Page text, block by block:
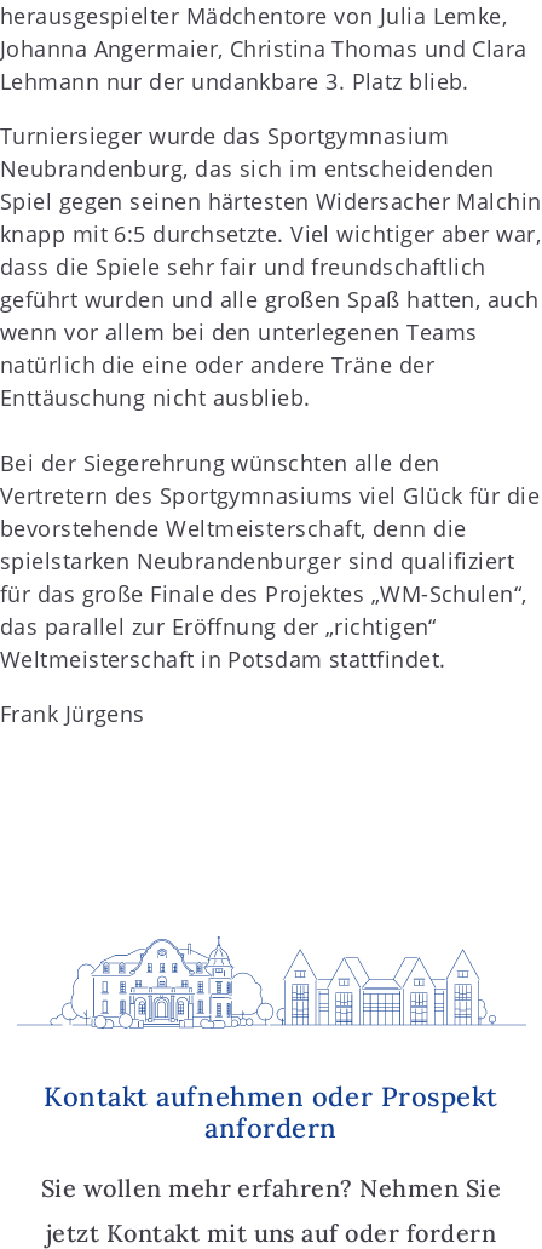
herausgespielter Mädchentore von Julia Lemke,
Johanna Angermaier, Christina Thomas und Clara
Lehmann nur der undankbare 3. Platz blieb.
Turniersieger wurde das Sportgymnasium
Neubrandenburg, das sich im entscheidenden
Spiel gegen seinen härtesten Widersacher Malchin
knapp mit 6:5 durchsetzte. Viel wichtiger aber war,
dass die Spiele sehr fair und freundschaftlich
geführt wurden und alle großen Spaß hatten, auch
wenn vor allem bei den unterlegenen Teams
natürlich die eine oder andere Träne der
Enttäuschung nicht ausblieb.
Bei der Siegerehrung wünschten alle den
Vertretern des Sportgymnasiums viel Glück für die
bevorstehende Weltmeisterschaft, denn die
spielstarken Neubrandenburger sind qualifiziert
für das große Finale des Projektes „WM-Schulen“,
das parallel zur Eröffnung der „richtigen“
Weltmeisterschaft in Potsdam stattfindet.
Frank Jürgens
Kontakt aufnehmen oder Prospekt
anfordern
Sie wollen mehr erfahren? Nehmen Sie
jetzt Kontakt mit uns auf oder fordern